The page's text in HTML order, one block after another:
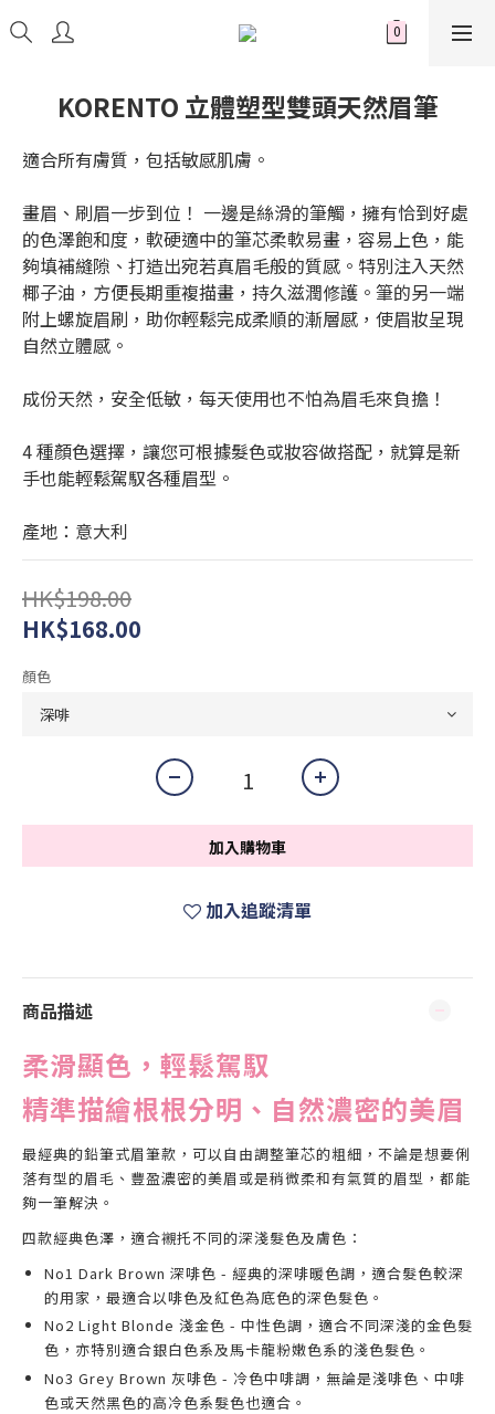
KORENTO 立體塑型雙頭天然眉筆
適合所有膚質，包括敏感肌膚。
畫眉、刷眉一步到位！ 一邊是絲滑的筆觸，擁有恰到好處
的色澤飽和度，軟硬適中的筆芯柔軟易畫，容易上色，能
夠填補縫隙、打造出宛若真眉毛般的質感。特別注入天然
椰子油，方便長期重複描畫，持久滋潤修護。筆的另一端
附上螺旋眉刷，助你輕鬆完成柔順的漸層感，使眉妝呈現
自然立體感。
成份天然，安全低敏，每天使用也不怕為眉毛來負擔！
4 種顏色選擇，讓您可根據髮色或妝容做搭配，就算是新
手也能輕鬆駕馭各種眉型。
產地：意大利
HK$198.00
HK$168.00
顏色
加入購物車
加入追蹤清單
商品描述
柔滑顯色，輕鬆駕馭
精準描繪根根分明、自然濃密的美眉
最經典的鉛筆式眉筆款，可以自由調整筆芯的粗細，不論是想要俐
落有型的眉毛、豐盈濃密的美眉或是稍微柔和有氣質的眉型，都能
夠一筆解決。
四款經典色澤，適合襯托不同的深淺髮色及膚色：
No1 Dark Brown 深啡色 - 經典的深啡暖色調，適合髮色較深
的用家，最適合以啡色及紅色為底色的深色髮色。
No2 Light Blonde 淺金色 - 中性色調，適合不同深淺的金色髮
色，亦特別適合銀白色系及馬卡龍粉嫩色系的淺色髮色。
No3 Grey Brown 灰啡色 - 冷色中啡調，無論是淺啡色、中啡
色或天然黑色的高冷色系髮色也適合。